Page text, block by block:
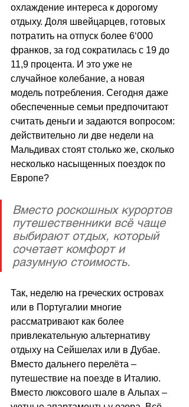
охлаждение интереса к дорогому
отдыху. Доля швейцарцев, готовых
потратить на отпуск более 6‘000
франков, за год сократилась с 19 до
11,9 процента. И это уже не
случайное колебание, а новая
модель потребления. Сегодня даже
обеспеченные семьи предпочитают
считать деньги и задаются вопросом:
действительно ли две недели на
Мальдивах стоят столько же, сколько
несколько насыщенных поездок по
Европе?
Вместо роскошных курортов
путешественники всё чаще
выбирают отдых, который
сочетает комфорт и
разумную стоимость.
Так, неделю на греческих островах
или в Португалии многие
рассматривают как более
привлекательную альтернативу
отдыху на Сейшелах или в Дубае.
Вместо дальнего перелёта –
путешествие на поезде в Италию.
Вместо люксового шале в Альпах –